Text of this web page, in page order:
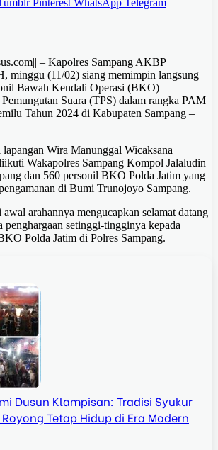
Tumblr Pinterest WhatsApp Telegram
– Kapolres Sampang AKBP
minggu (11/02) siang memimpin langsung
Bawah Kendali Operasi (BKO)
Suara (TPS) dalam rangka PAM
Tahun 2024 di Kabupaten Sampang –
Wira Manunggal Wicaksana
Wakapolres Sampang Kompol Jalaludin
dan 560 personil BKO Polda Jatim yang
di Bumi Trunojoyo Sampang.
arahannya mengucapkan selamat datang
penghargaan setinggi-tingginya kepada
Polda Jatim di Polres Sampang.
Dusun Klampisan: Tradisi Syukur
Tetap Hidup di Era Modern